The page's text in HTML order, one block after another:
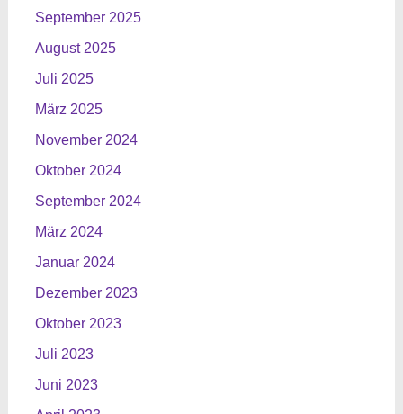
September 2025
August 2025
Juli 2025
März 2025
November 2024
Oktober 2024
September 2024
März 2024
Januar 2024
Dezember 2023
Oktober 2023
Juli 2023
Juni 2023